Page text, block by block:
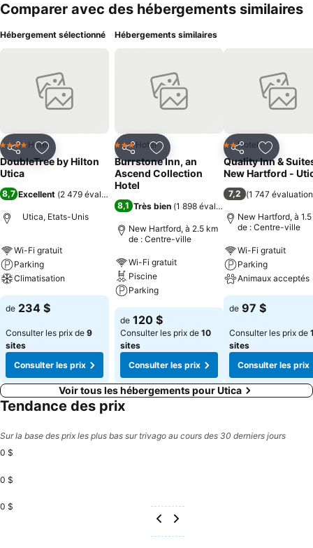
Comparer avec des hébergements similaires
Hébergement sélectionné
PartagerAjouter à mes favoris
4 ÉtoilesHotel
DoubleTree by Hilton
Utica
8,7 Excellent (2 479 évaluations
Utica, Etats-Unis
Wi-Fi gratuit
Parking
Climatisation
de 234 $
Consulter les prix de 9
sites
Consulter les prix
Hébergements similaires
PartagerAjouter à mes favoris
3 ÉtoilesHotel
Burrstone Inn, an
Ascend Collection
Hotel
8,1 Très bien (1 898 évaluations
New Hartford, à 2.5 km
de : Centre-ville
Wi-Fi gratuit
Piscine
Parking
de 120 $
Consulter les prix de 10
sites
Consulter les prix
PartagerAjouter
2 Étoiles
Hotel
Quality Inn &
New Hartford -
7,2 (1 747
New Hartford, à
de : Centre-ville
Wi-Fi gratuit
Parking
Animaux acceptés
de 97 $
Consulter les prix de
sites
Consulter les prix
Voir tous les hébergements pour Utica
Tendance des prix
Sur la base des prix les plus bas sur trivago au cours des 30 derniers jours
0 $
0 $
0 $